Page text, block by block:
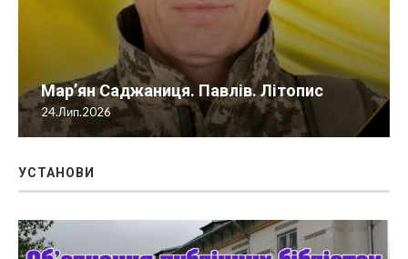
Мар’ян Саджаниця. Павлів. Літопис
24.Лип.2026
УСТАНОВИ